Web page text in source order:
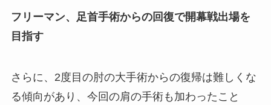
フリーマン、足首手術からの回復で開幕戦出場を
目指す
さらに、2度目の肘の大手術からの復帰は難しくな
る傾向があり、今回の肩の手術も加わったこと